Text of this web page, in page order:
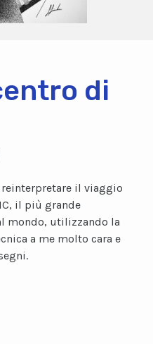
di
il viaggio
il più grande
mondo, utilizzando la
a me molto cara e